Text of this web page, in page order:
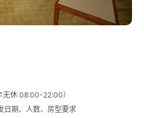
休 08:00-22:00）
日期、人数、房型要求